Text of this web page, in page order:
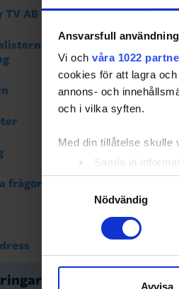
Ansvarsfull
Vi och våra 1022
cookies för att lagra
annons- och
och i vilka syften.
Med din tillåtelse skulle
Samla in
Identifiera din
Ta reda på mer om hur
eller dra tillbaka ditt
sociala medier och
till de sociala medier
Samtyckesval
Nödvändig
Avvisa
TV AB
frågor